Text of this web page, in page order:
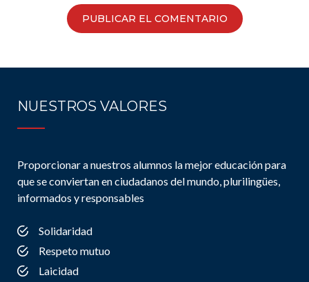
NUESTROS VALORES
Proporcionar a nuestros alumnos la mejor educación para
que se conviertan en ciudadanos del mundo, plurilingües,
informados y responsables
Solidaridad
Respeto mutuo
Laicidad